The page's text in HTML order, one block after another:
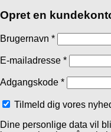
Opret en
Brugernavn *
E-mailadresse *
Adgangskode *
Tilmeld dig vores
Dine personlige data vil